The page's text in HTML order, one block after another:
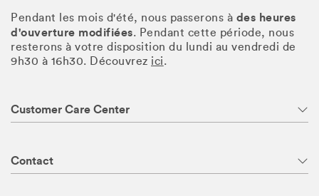
Pendant les mois d'été, nous passerons à des heures
d'ouverture modifiées. Pendant cette période, nous
resterons à votre disposition du lundi au vendredi de
9h30 à 16h30. Découvrez ici.
Customer Care Center
Contact